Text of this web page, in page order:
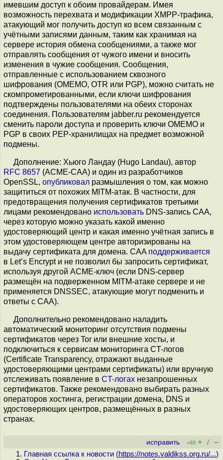
имевшим доступ к обоим провайдерам. Имея
возможность перехвата и модификации XMPP-трафика,
атакующий мог получить доступ ко всем связанным с
учётными записями данным, таким как хранимая на
сервере история обмена сообщениями, а также мог
отправлять сообщения от чужого имени и вносить
изменения в чужие сообщения. Сообщения,
отправленные с использованием сквозного
шифрования (OMEMO, OTR или PGP), можно считать не
скомпрометированными, если ключи шифрования
подтверждены пользователями на обеих сторонах
соединения. Пользователям jabber.ru рекомендуется
сменить пароли доступа и проверить ключи OMEMO и
PGP в своих PEP-хранилищах на предмет возможной
подмены.
Дополнение: Хьюго Ландау (Hugo Landau), автор
RFC 8657 (ACME-CAA) и один из разработчиков
OpenSSL, опубликовал размышления о том, как можно
защититься от похожих MITM-атак. В частности, для
предотвращения получения сертификатов третьими
лицами рекомендовано использовать DNS-запись CAA,
через которую можно указать какой именно
удостоверяющий центр и какая именно учётная запись в
этом удостоверяющем центре авторизированы на
выдачу сертификата для домена. CAA поддерживается
в Let’s Encrypt и не позволил бы запросить сертификат,
используя другой ACME-ключ (если DNS-сервер
размещён на подверженном MITM-атаке сервере и не
применяется DNSSEC, атакующие могут подменить и
ответы с CAA).
Дополнительно рекомендовано наладить
автоматический мониторинг отсутствия подмены
сертификатов через Tor или внешние хосты, и
подключиться к сервисам мониторинга CT-логов
(Certificate Transparency, отражают выданные
удостоверяющими центрами сертификаты) или вручную
отслеживать появление в CT-логах незапрошенных
сертификатов. Также рекомендовано выбирать разных
операторов хостинга, регистрации домена, DNS и
удостоверяющих центров, размещённых в разных
странах.
исправить +69 + / –
Главная ссылка к новости (https://notes.valdikss.org.ru/...)